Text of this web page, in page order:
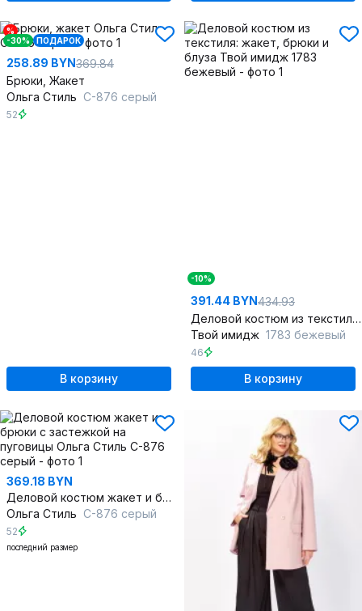
%
-30%
ПОДАРОК
258.89 BYN369.84
Брюки, Жакет
Ольга Стиль С-876 серый
52
В корзину
-10%
391.44 BYN434.93
Деловой костюм из текстиля: жакет, брюки и блуза
Твой имидж 1783 бежевый
46
В корзину
369.18 BYN
Деловой костюм жакет и брюки с застежкой на пуговицы
Ольга Стиль С-876 серый
52
последний размер